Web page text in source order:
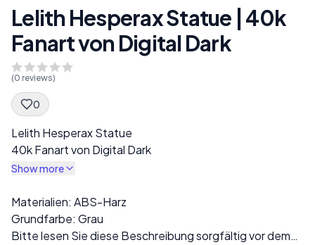
Lelith Hesperax Statue | 40k
Fanart von Digital Dark
(0 reviews)
0
Spec Description
Lelith Hesperax Statue
40k Fanart von Digital Dark
Show more
Description
Materialien: ABS-Harz
Grundfarbe: Grau
Bitte lesen Sie diese Beschreibung sorgfältig vor dem